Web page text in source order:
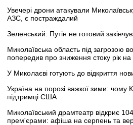
Увечері дрони атакували
АЗС, є постраждалий
Зеленський: Путін не готовий
Миколаївська область під загрозою
попередив про зниження стоку рік
У Миколаєві готують до відкриття
Україна на порозі важкої зими: чому
підтримці США
Миколаївський драмтеатр відкриє
прем'єрами: афіша на серпень та